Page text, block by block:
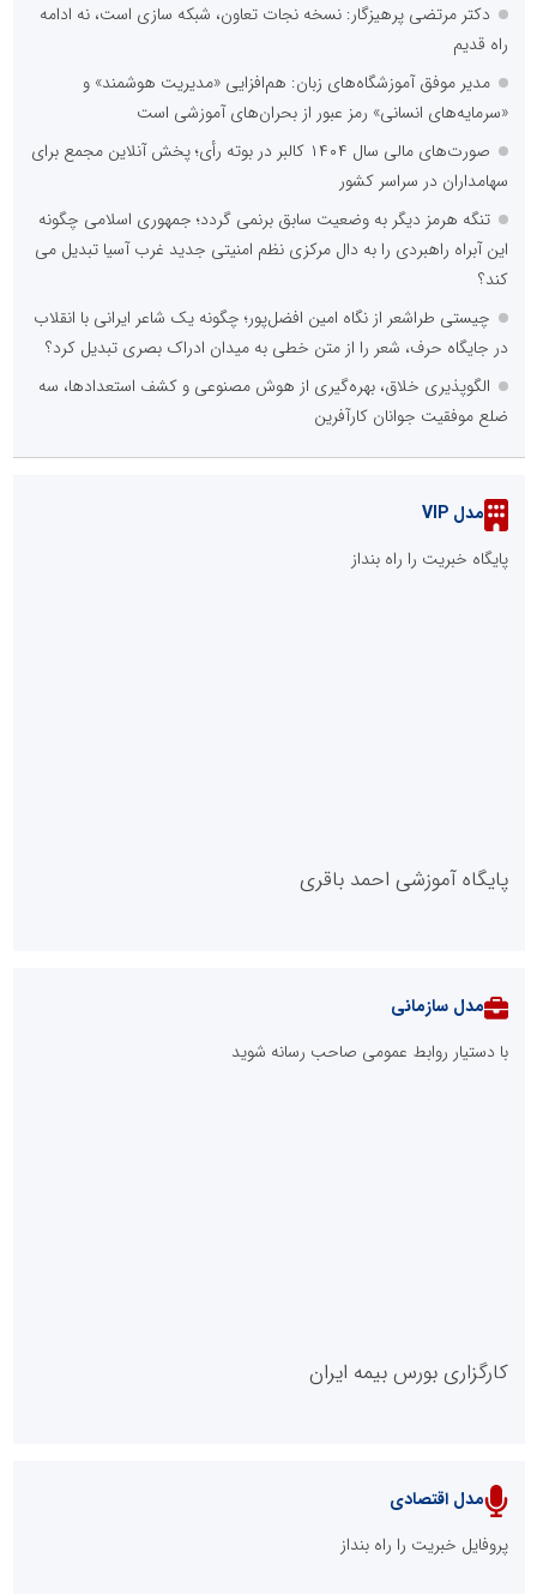
دکتر مرتضی پرهیزگار: نسخه نجات تعاون، شبکه سازی است، نه ادامه
راه قدیم
مدیر موفق آموزشگاه‌های زبان: هم‌افزایی «مدیریت هوشمند» و
«سرمایه‌های انسانی» رمز عبور از بحران‌های آموزشی است
صورت‌های مالی سال ۱۴۰۴ کالبر در بوته رأی؛ پخش آنلاین مجمع برای
سهامداران در سراسر کشور
تنگه هرمز دیگر به وضعیت سابق برنمی گردد؛ جمهوری اسلامی چگونه
این آبراه راهبردی را به دال مرکزی نظم امنیتی جدید غرب آسیا تبدیل می
کند؟
چیستی طراشعر از نگاه امین افضل‌پور؛ چگونه یک شاعر ایرانی با انقلاب
در جایگاه حرف، شعر را از متن خطی به میدان ادراک بصری تبدیل کرد؟
الگوپذیری خلاق، بهره‌گیری از هوش مصنوعی و کشف استعدادها، سه
ضلع موفقیت جوانان کارآفرین
مدل VIP
پایگاه خبریت را راه بنداز
پایگاه آموزشی احمد باقری
پایگاه خبری نهضت ملی مسکن
مدل سازمانی
با دستیار روابط عمومی صاحب رسانه شوید
کارگزاری بورس بیمه ایران
مدل اقتصادی
پروفایل خبریت را راه بنداز